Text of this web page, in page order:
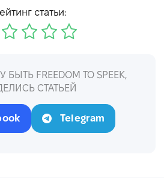
статьи:
FREEDOM TO SPEEK,
СТАТЬЕЙ
Telegram